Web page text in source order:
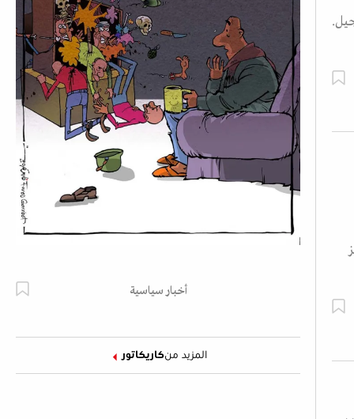
أخبار سياسية
المزيد منكاريكاتور